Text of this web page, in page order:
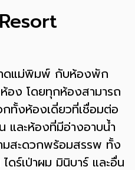
าดแม่พิมพ์ กับห้องพัก
อง โดยทุกห้องสามารถ
กทั้งห้องเดี่ยวที่เชื่อมต่อ
และห้องที่มีอ่างอาบน้ำ
มสะดวกพร้อมสรรพ ทั้ง
ดร์เป่าผม มินิบาร์ และอื่น